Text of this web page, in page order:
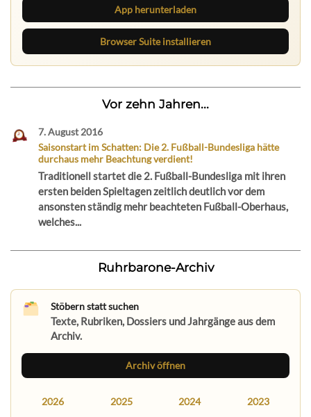
App herunterladen
Browser Suite installieren
Vor zehn Jahren...
7. August 2016
Saisonstart im Schatten: Die 2. Fußball-Bundesliga hätte
durchaus mehr Beachtung verdient!
Traditionell startet die 2. Fußball-Bundesliga mit ihren
ersten beiden Spieltagen zeitlich deutlich vor dem
ansonsten ständig mehr beachteten Fußball-Oberhaus,
welches...
Ruhrbarone-Archiv
Stöbern statt suchen
Texte, Rubriken, Dossiers und Jahrgänge aus dem
Archiv.
Archiv öffnen
2026 2025 2024 2023